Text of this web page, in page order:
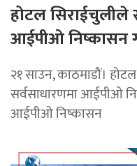
होटल सिराईचुलीले
आईपीओ निष्कासन
२१ साउन, काठमाडौं।
सर्वसाधारणमा आईपीओ
आईपीओ निष्कासन